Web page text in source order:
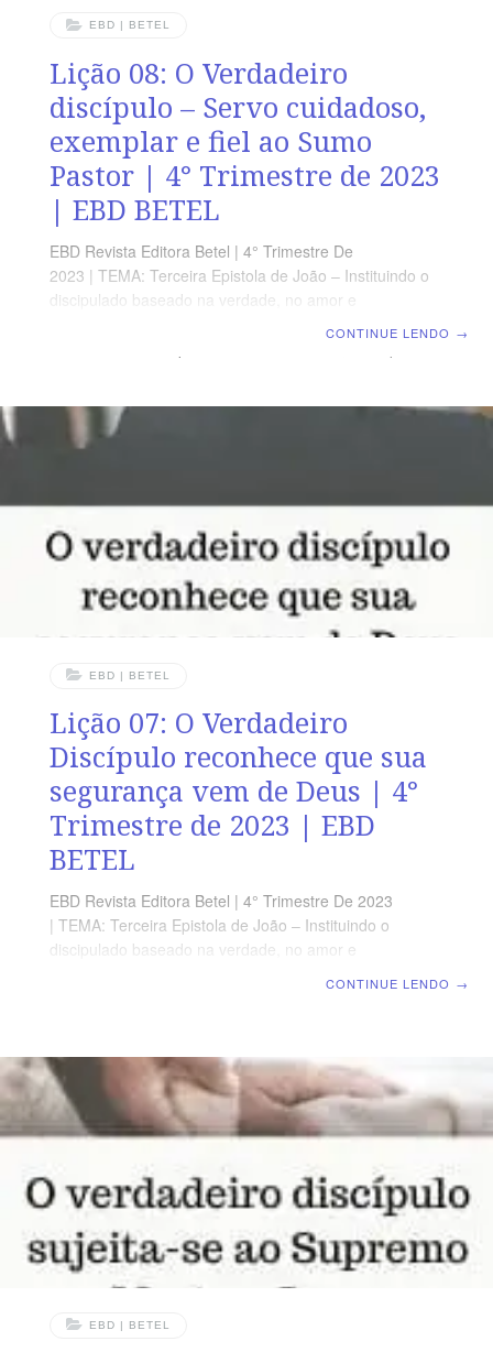
EBD | BETEL
Lição 08: O Verdadeiro
discípulo – Servo cuidadoso,
exemplar e fiel ao Sumo
Pastor | 4° Trimestre de 2023
| EBD BETEL
EBD Revista Editora Betel | 4° Trimestre De
2023 | TEMA: Terceira Epistola de João – Instituindo o
discipulado baseado na verdade, no amor e
tem de que se envergonhar, que maneja bem a palavra
da verdade.” 2 Timóteo 2.15 VERDADE APLICADA O
CONTINUE LENDO →
EBD | BETEL
Lição 07: O Verdadeiro
Discípulo reconhece que sua
segurança vem de Deus | 4°
Trimestre de 2023 | EBD
BETEL
EBD Revista Editora Betel | 4° Trimestre De 2023
| TEMA: Terceira Epistola de João – Instituindo o
discipulado baseado na verdade, no amor e
amor, e de moderação.” 2 Timóteo 1.7 VERDADE
APLICADA É possível, mesmo com limitações humanas,
cumprir o ministério cristão com confiança em Deus,
fidelidade e no poder do Espírito Santo OBJETIVOS DA
CONTINUE LENDO →
EBD | BETEL